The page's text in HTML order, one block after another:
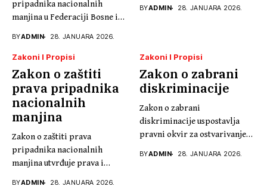
pripadnika nacionalnih
manjina u Federaciji Bosne i
BYADMIN 28. JANUARA 2026.
BYADMIN 28. JANUARA 2026.
Zakoni I Propisi
Zakon o zaštiti
prava pripadnika
nacionalnih
manjina
Zakon o zaštiti prava
pripadnika nacionalnih
manjina utvrđuje prava i
BYADMIN 28. JANUARA 2026.
Zakoni I Propisi
Zakon o zabrani
diskriminacije
Zakon o zabrani
diskriminacije uspostavlja
pravni okvir za ostvarivanje
BYADMIN 28. JANUARA 2026.